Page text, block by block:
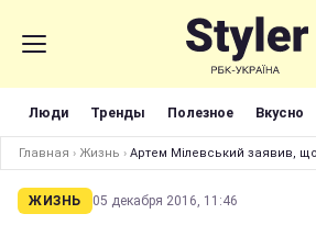
Люди Тренды Полезное Вкусно
Главная › Жизнь › Артем Мілевський заявив, що
ЖИЗНЬ 05 декабря 2016, 11:46